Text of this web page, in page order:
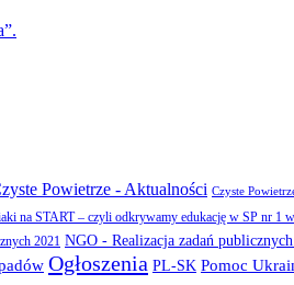
Powietrze - Aktualności Czyste
na START – czyli odkrywamy edukację w SP nr 1
2021 NGO - Realizacja zadań
Ogłoszenia PL-SK Pomoc